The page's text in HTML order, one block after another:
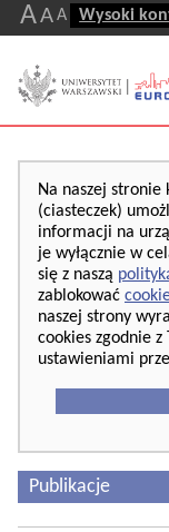
AA A Wysoki
Na naszej stronie
(ciasteczek)
informacji na
je wyłącznie w
się z naszą
zablokować
naszej strony
cookies zgodnie
ustawieniami
Publikacje